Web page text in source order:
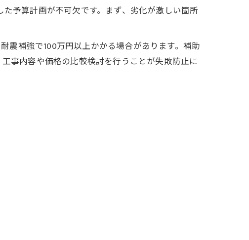
予算計画が不可欠です。まず、劣化が激しい箇所
震補強で100万円以上かかる場合があります。補助
事内容や価格の比較検討を行うことが失敗防止に